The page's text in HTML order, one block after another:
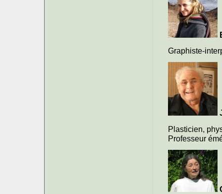
Graphiste-
Plasticien,
Professeur